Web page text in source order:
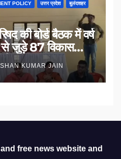
POLICY उत्तर प्रदेश बुलंदशहर
की बोर्ड बैठक में वर्ष
जुड़े 87 विकास
KUMAR JAIN
free news website and